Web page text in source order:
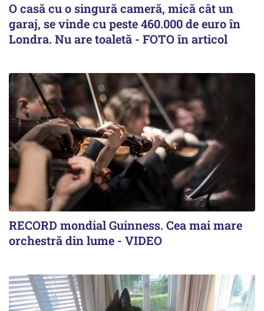
O casă cu o singură cameră, mică cât un
garaj, se vinde cu peste 460.000 de euro în
Londra. Nu are toaletă - FOTO în articol
RECORD mondial Guinness. Cea mai mare
orchestră din lume - VIDEO